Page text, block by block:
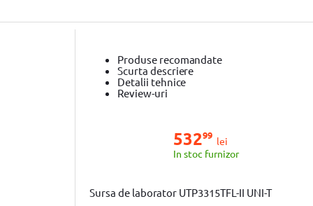
Produse recomandate
Scurta descriere
Detalii tehnice
Review-uri
53299 lei
In stoc furnizor
Sursa de laborator UTP3315TFL-II UNI-T